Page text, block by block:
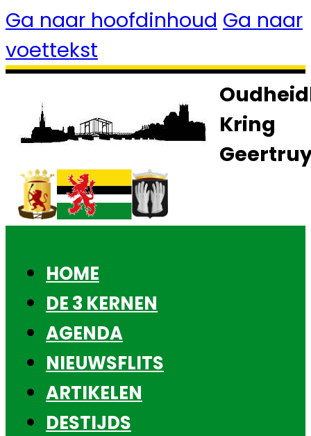
Ga naar hoofdinhoud Ga naar
voettekst
Kring
HOME
DE 3 KERNEN
AGENDA
NIEUWSFLITS
ARTIKELEN
DESTIJDS